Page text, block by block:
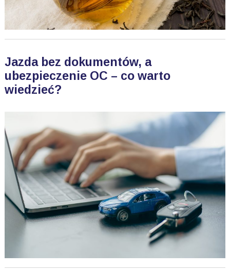
Jazda bez dokumentów, a
ubezpieczenie OC – co warto
wiedzieć?